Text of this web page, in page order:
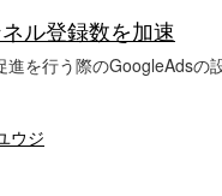
ル登録数を加速
を行う際のGoogleAdsの
ウジ